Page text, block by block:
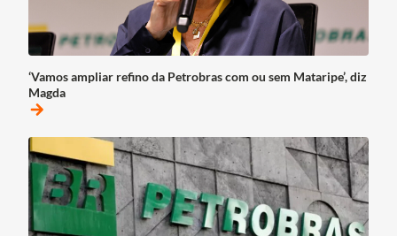
‘Vamos ampliar refino da Petrobras com ou sem Mataripe’, diz
Magda
arrow_forward